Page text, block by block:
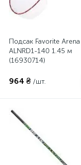
Подсак Favorite Arena
ALNRD1-140 1.45 м
(16930714)
964 ₴ /шт.